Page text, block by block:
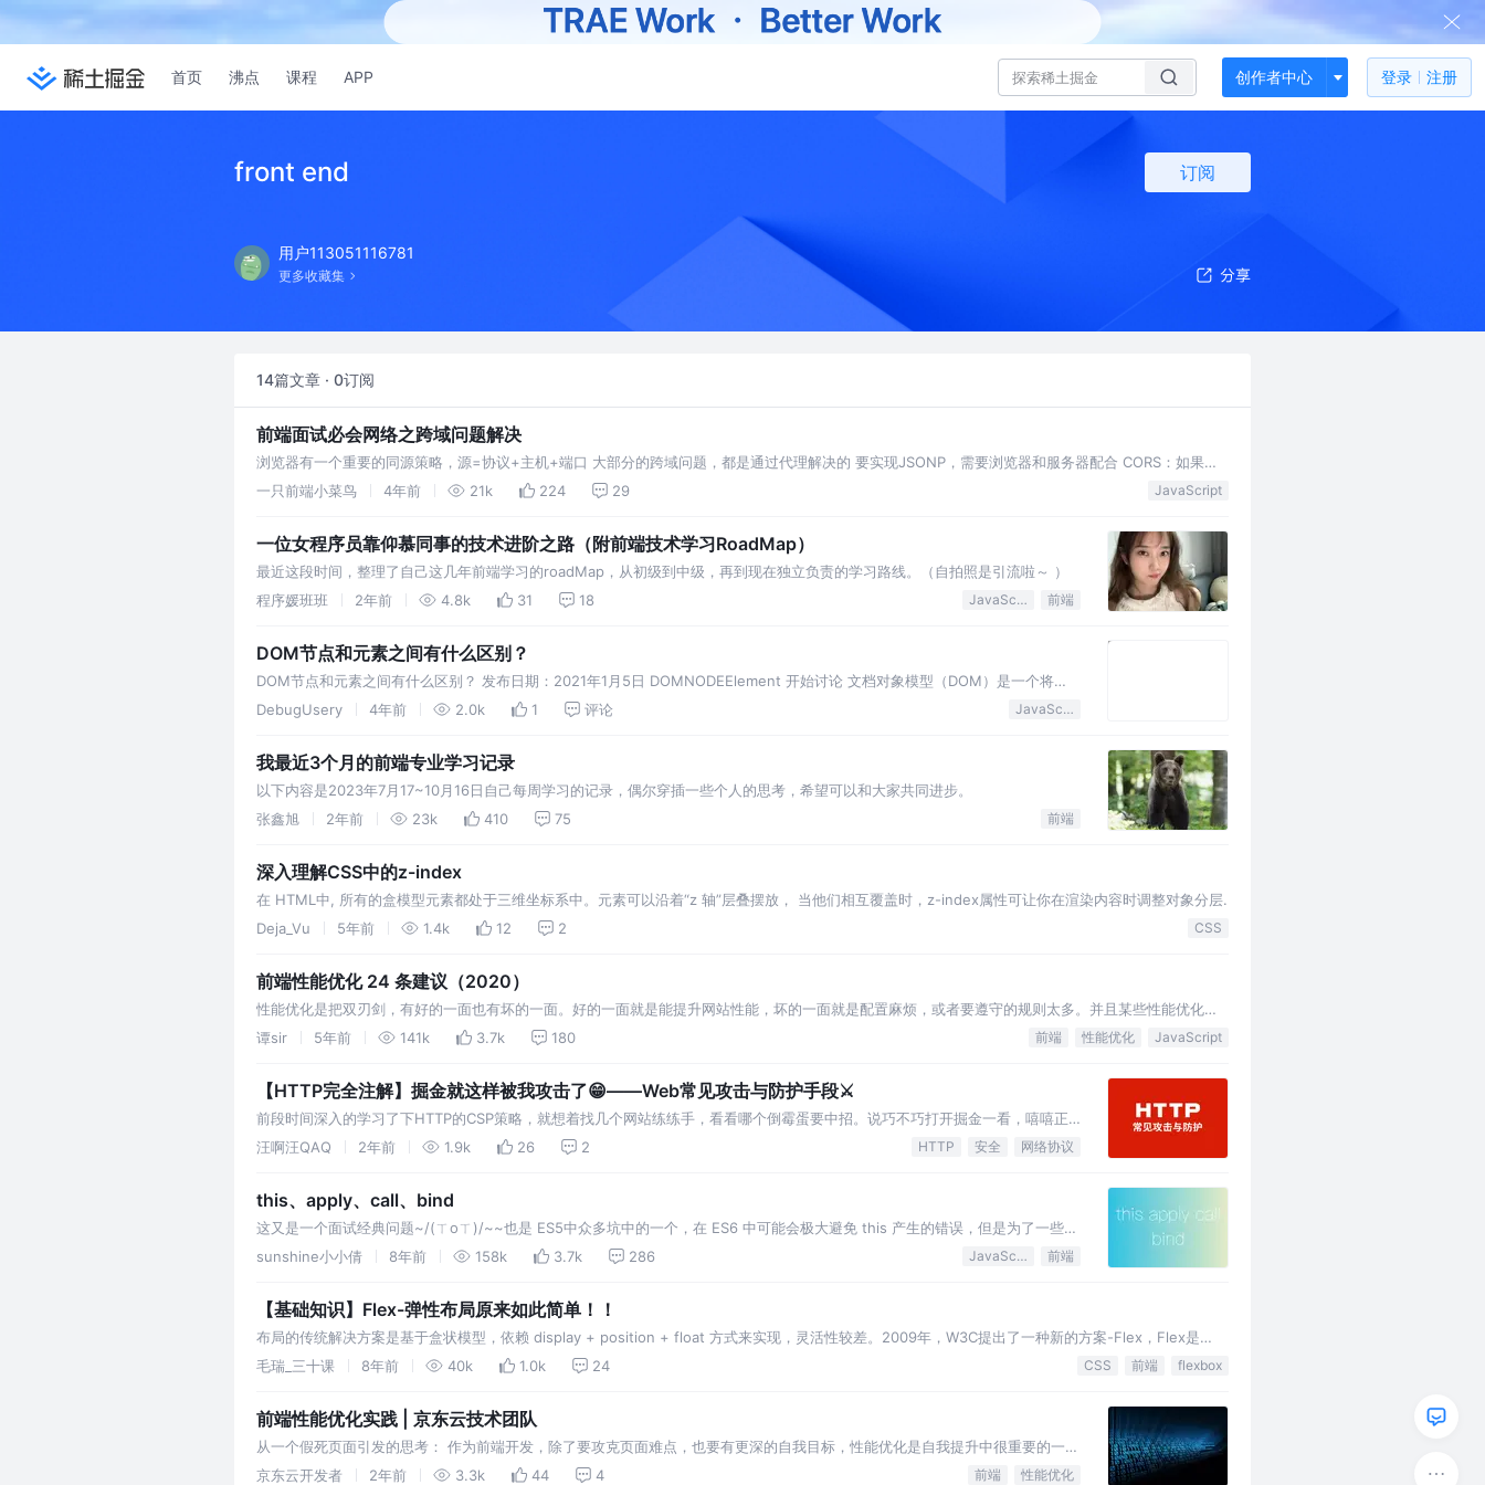
首页 沸点 课程 APP 创作者中心 登录 注册
front end 订阅
用户113051116781
更多收藏集
14篇文章 · 0订阅
前端面试必会网络之跨域问题解决
浏览器有一个重要的同源策略，源=协议+主机+端口 大部分的跨域问题，都是通过代理解决的 要实现JSONP，需要浏览器和服务器配合 CORS：如果浏
览器要跨域访问服务器资源，需要服务器允许
一只前端小菜鸟 4年前 21k 224 29 JavaScript
一位女程序员靠仰慕同事的技术进阶之路（附前端技术学习RoadMap）
最近这段时间，整理了自己这几年前端学习的roadMap，从初级到中级，再到现在独立负责的学习路线。（自拍照是引流啦～ ）
程序媛班班
2年前 4.8k 31 18 JavaScript 前端
DOM节点和元素之间有什么区别？
DOM节点和元素之间有什么区别？ 发布日期：2021年1月5日 DOMNODEElement 开始讨论 文档对象模型（DOM）是一个将
HTML或XML文档视为树状结构的接口，其中每个节点是文档的一个对
DebugUsery 4年前 2.0k 1 评论 JavaScript
我最近3个月的前端专业学习记录
以下内容是2023年7月17~10月16日自己每周学习的记录，偶尔穿插一些个人的思考，希望可以和大家共同进步。
张鑫旭
2年前 23k 410 75 前端
深入理解CSS中的z-index
在 HTML中, 所有的盒模型元素都处于三维坐标系中。元素可以沿着“z 轴”层叠摆放， 当他们相互覆盖时，z-index属性可让你在渲染内容时调整对象分层.
Deja_Vu
5年前 1.4k 12 2 CSS
前端性能优化 24 条建议（2020）
性能优化是把双刃剑，有好的一面也有坏的一面。好的一面就是能提升网站性能，坏的一面就是配置麻烦，或者要遵守的规则太多。并且某些性能优化规
则并不适用所有场景，需要谨慎使用，请读者带着批判性的眼光来阅读本文。 本文相关的优化建议的引用资料出处均会在建议后面给出，或者放在文末。
谭sir 5年前 141k 3.7k 180 前端 性能优化 JavaScript
【HTTP完全注解】掘金就这样被我攻击了😁——Web常见攻击与防护手段⚔️
前段时间深入的学习了下HTTP的CSP策略，就想着找几个网站练练手，看看哪个倒霉蛋要中招。说巧不巧打开掘金一看，嘻嘻正
是我想要的，于是乎就诞生了一个有意思的攻击示例。
汪啊汪QAQ 2年前 1.9k 26 2 HTTP 安全 网络协议
this、apply、call、bind
这又是一个面试经典问题~/(ㄒoㄒ)/~~也是 ES5中众多坑中的一个，在 ES6 中可能会极大避免 this 产生的错误，但是为了一些老
代码的维护，最好还是了解一下 this 的指向和 call、apply、bind 三者的区别。 在 ES5 中，其实 this 的指向，始终…
sunshine小小倩 8年前 158k 3.7k 286 JavaScript 前端
【基础知识】Flex-弹性布局原来如此简单！！
布局的传统解决方案是基于盒状模型，依赖 display + position + float 方式来实现，灵活性较差。2009年，W3C提出了一种新的方案-Flex，Flex是
Flexible Box的缩写，意为”弹性布局”。Flex可以简便、完整、响应式地实现多种页面布局。下…
毛瑞_三十课 8年前 40k 1.0k 24 CSS 前端 flexbox
前端性能优化实践 | 京东云技术团队
从一个假死页面引发的思考： 作为前端开发，除了要攻克页面难点，也要有更深的自我目标，性能优化是自我提升中很重要的一
环； 在前端开发中，会偶遇到页面假死的现象， 是因为当js有大量计算时，会造
京东云开发者 2年前 3.3k 44 4 前端 性能优化